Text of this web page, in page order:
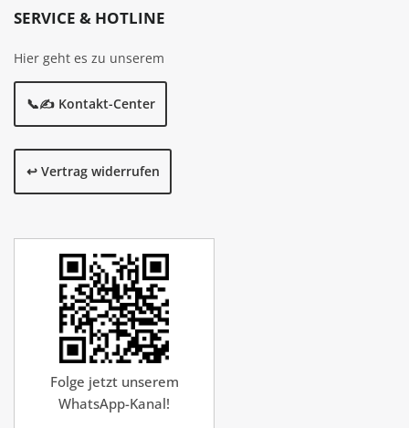
SERVICE & HOTLINE
Hier geht es zu unserem
📞✍️ Kontakt-Center
↩️ Vertrag widerrufen
Folge jetzt unserem
WhatsApp-Kanal!